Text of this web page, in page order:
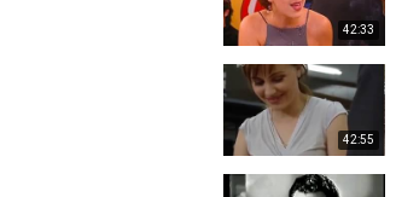
42:33
42:55